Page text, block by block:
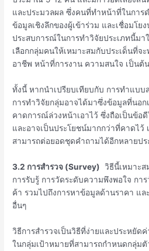
และประมวลผล ซึ่งคนที่ทำหน้าที่ในการ
ข้อมูลเชิงลึกของผู้เข้าร่วม และเชื่อมโย
ประสบการณ์ในการทำวิจัยประเภทนี้มา
เลือกกลุ่มคนให้เหมาะสมกับประเด็นที่จ
อาชีพ หน้าที่การงาน ความสนใจ เป็นต้น
ทั้งนี้ หากนำเปรียบเทียบกับ การทำแบบ
การทำวิจัยกลุ่มอาจได้มาซึ่งข้อมูลที่นอ
คาดการณ์ล่วงหน้าเอาไว้ ซึ่งถือเป็นข้อ
และอาจเป็นประโยชน์มากกว่าที่คาดไว้
สามารถต่อยอดชุดคำถามได้อีกหลายปร
3.2 การสำรวจ (Survey) วิธีนี้เหมาะส
การรับรู้ การวัดระดับความพึงพอใจ ก
ค้า รวมไปถึงการหาข้อมูลด้านราคา แล
อื่นๆ
วิธีการสำรวจเป็นวิธีที่ง่ายและประหยัด
ในกลุ่มเป้าหมายที่สามารถกำหนดกลุ่ม